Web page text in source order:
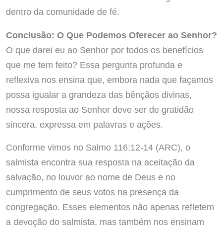
dentro da comunidade de fé.
Conclusão: O Que Podemos Oferecer ao Senhor?
O que darei eu ao Senhor por todos os benefícios
que me tem feito? Essa pergunta profunda e
reflexiva nos ensina que, embora nada que façamos
possa igualar a grandeza das bênçãos divinas,
nossa resposta ao Senhor deve ser de gratidão
sincera, expressa em palavras e ações.
Conforme vimos no Salmo 116:12-14 (ARC), o
salmista encontra sua resposta na aceitação da
salvação, no louvor ao nome de Deus e no
cumprimento de seus votos na presença da
congregação. Esses elementos não apenas refletem
a devoção do salmista, mas também nos ensinam